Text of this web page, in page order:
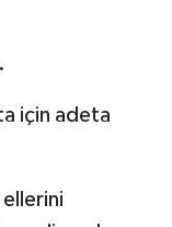
için adeta
ellerini